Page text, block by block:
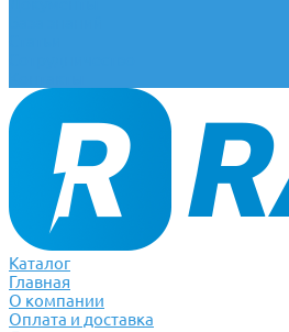
Каталог
Главная
О компании
Оплата и доставка